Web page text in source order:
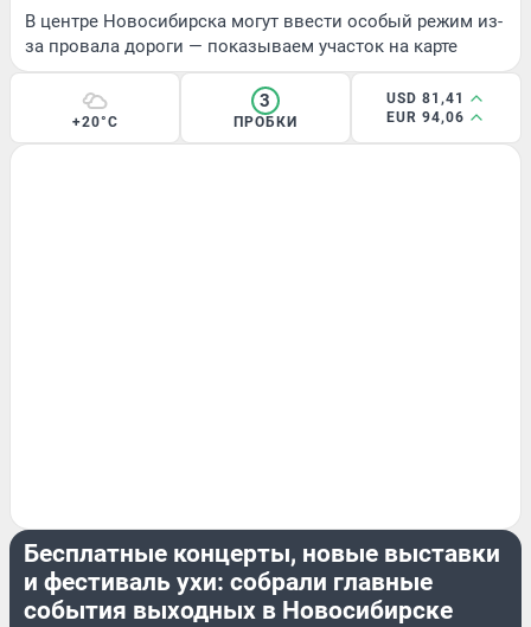
В центре Новосибирска могут ввести особый режим из-
за провала дороги — показываем участок на карте
+20°C
3
ПРОБКИ
USD 81,41
EUR 94,06
Бесплатные концерты, новые выставки
и фестиваль ухи: собрали главные
события выходных в Новосибирске